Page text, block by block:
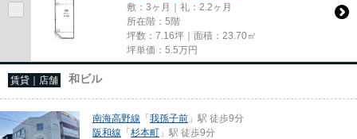
敷：3ヶ月｜礼：2.2ヶ月
所在階：5階
坪数：7.16坪｜面積：23.70㎡
坪単価： 5.5万円
賃貸｜店舗 和ビル
南海高野線 「我孫子前 」駅 徒歩9分
阪和線 「杉本町 」駅 徒歩9分